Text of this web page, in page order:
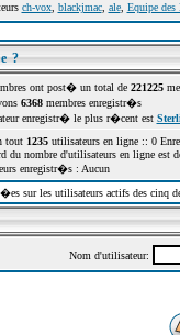
ch-vox, blackjmac, ale, Equipe des
?
ont post� un total de 221225
6368membres enregistr�s
enregistr� le plus r�cent est
tout 1235utilisateurs en ligne :: 0
du nombre d'utilisateurs en ligne est
enregistr�s : Aucun
sur les utilisateurs actifs des cinq
Nom d'utilisateur: